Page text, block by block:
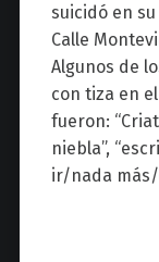
suicidó en
Calle
Algunos de
con tiza en
fueron:
niebla”,
ir/nada más/